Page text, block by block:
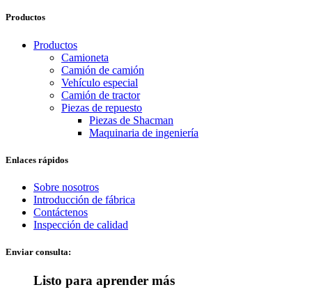
Productos
Productos
Camioneta
Camión de camión
Vehículo especial
Camión de tractor
Piezas de repuesto
Piezas de Shacman
Maquinaria de ingeniería
Enlaces rápidos
Sobre nosotros
Introducción de fábrica
Contáctenos
Inspección de calidad
Enviar consulta:
Listo para aprender más